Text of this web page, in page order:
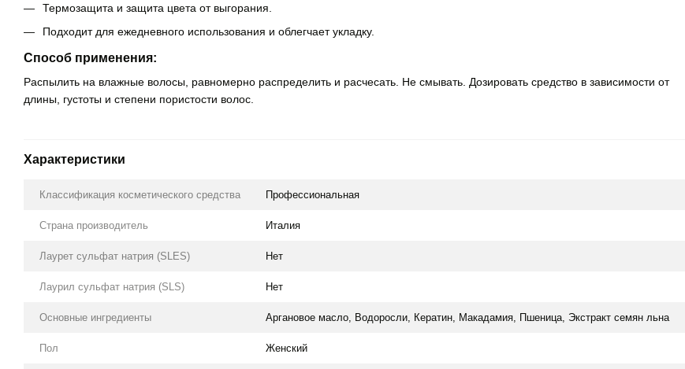
Термозащита и защита цвета от выгорания.
Подходит для ежедневного использования и облегчает укладку.
Способ применения:
Распылить на влажные волосы, равномерно распределить и расчесать. Не смывать. Дозировать средство в зависимости от
длины, густоты и степени пористости волос.
Характеристики
Классификация косметического средства Профессиональная
Страна производитель Италия
Лаурет сульфат натрия (SLES) Нет
Лаурил сульфат натрия (SLS) Нет
Основные ингредиенты Аргановое масло, Водоросли, Кератин, Макадамия, Пшеница, Экстракт семян льна
Пол Женский